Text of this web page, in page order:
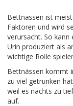
Bettnässen ist
Faktoren und wird
verursacht. So
Urin produziert als
wichtige Rolle
Bettnässen kommt
zu viel getrunken
weil es nachts zu
auf.